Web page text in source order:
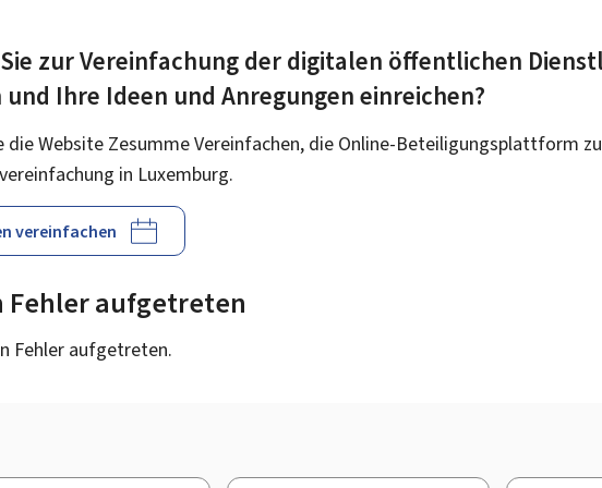
zur Vereinfachung der digitalen öffentlichen
Ihre Ideen und Anregungen einreichen?
die Website Zesumme Vereinfachen, die Online-Beteiligungsplattform
in Luxemburg.
vereinfachen
Fehler aufgetreten
Fehler aufgetreten.